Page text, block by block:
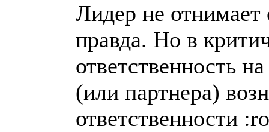
Лидер не отнимает
правда. Но в
ответственность
(или партнера)
ответственности